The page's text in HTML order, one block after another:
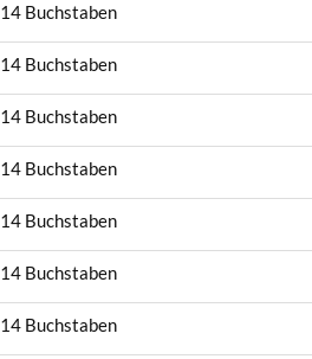
14 Buchstaben
14 Buchstaben
14 Buchstaben
14 Buchstaben
14 Buchstaben
14 Buchstaben
14 Buchstaben